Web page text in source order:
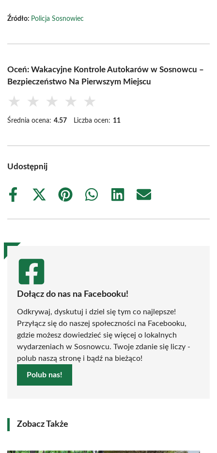
Źródło: Policja Sosnowiec
Oceń: Wakacyjne Kontrole Autokarów w Sosnowcu –
Bezpieczeństwo Na Pierwszym Miejscu
★ ★ ★ ★ ★
Średnia ocena: 4.57 Liczba ocen: 11
Udostępnij
Share
Share
(Twitter)
Share
Share
Share
Share
Dołącz do nas na Facebooku!
Odkrywaj, dyskutuj i dziel się tym co najlepsze!
Przyłącz się do naszej społeczności na Facebooku,
gdzie możesz dowiedzieć się więcej o lokalnych
wydarzeniach w Sosnowcu. Twoje zdanie się liczy -
polub naszą stronę i bądź na bieżąco!
Polub nas!
Zobacz Także